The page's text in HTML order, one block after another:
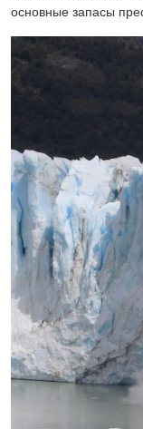
основные запасы